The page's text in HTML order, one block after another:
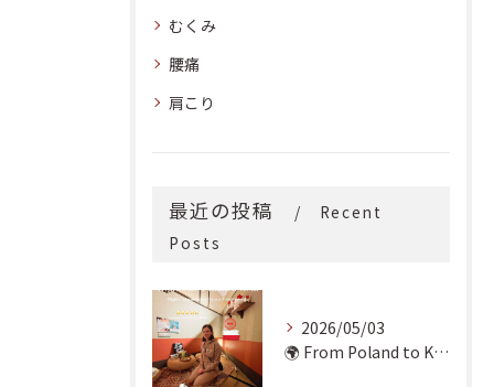
むくみ
腰痛
肩こり
最近の投稿
Recent
Posts
2026/05/03
🌍 From Poland to Kyoto! 🇵🇱✨